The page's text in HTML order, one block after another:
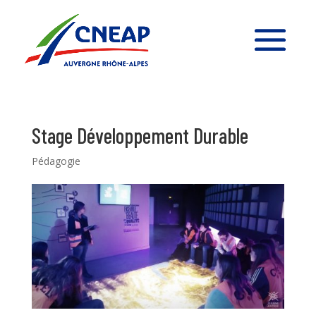
Stage Développement Durable
Pédagogie